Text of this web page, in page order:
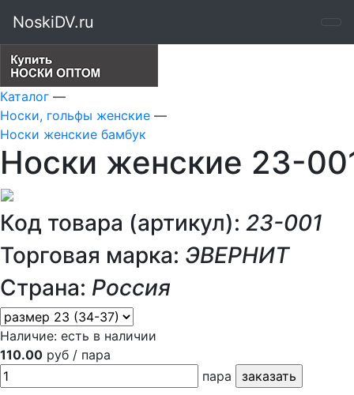
NoskiDV.ru
Каталог —
Носки, гольфы женские —
Носки женские бамбук
Носки женские 23-
Код товара (артикул): 23-001
Торговая марка: ЭВЕРНИТ
Страна: Россия
Наличие: есть в наличии
110.00 руб / пара
пара